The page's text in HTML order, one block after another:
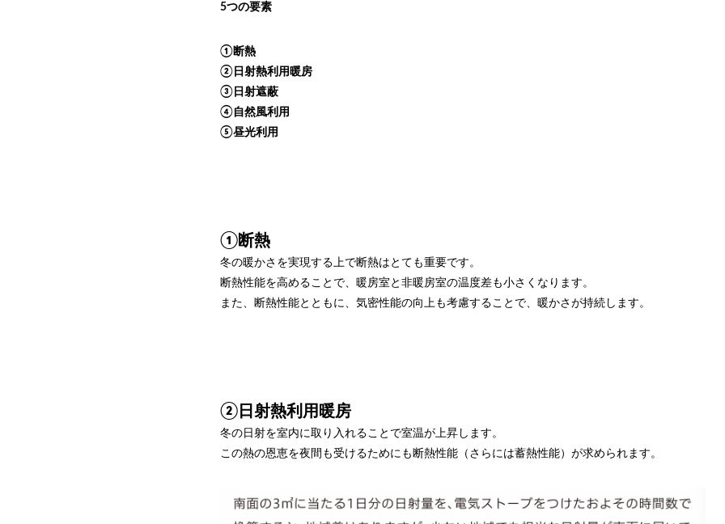
5つの要素
①断熱
②日射熱利用暖房
③日射遮蔽
④自然風利用
⑤昼光利用
①断熱
冬の暖かさを実現する上で断熱はとても重要です。
断熱性能を高めることで、暖房室と非暖房室の温度差も小さくなります。
また、断熱性能とともに、気密性能の向上も考慮することで、暖かさが持続します。
②日射熱利用暖房
冬の日射を室内に取り入れることで室温が上昇します。
この熱の恩恵を夜間も受けるためにも断熱性能（さらには蓄熱性能）が求められます。